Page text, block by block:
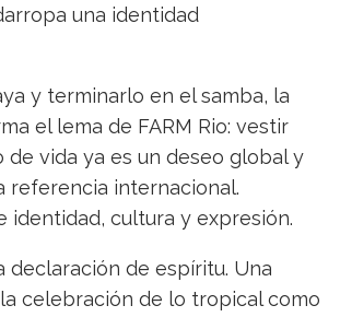
una identidad
y terminarlo en el samba, la
el lema de FARM Rio: vestir
vida ya es un deseo global y
referencia internacional.
identidad, cultura y expresión.
declaración de espíritu. Una
celebración de lo tropical como